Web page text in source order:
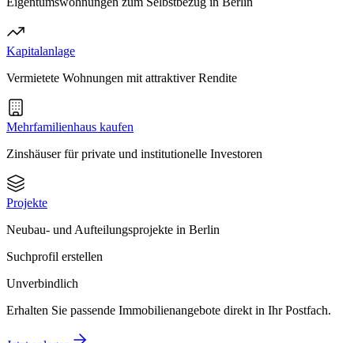
Kapitalanlage
Vermietete Wohnungen mit attraktiver Rendite
Mehrfamilienhaus kaufen
Zinshäuser für private und institutionelle Investoren
Projekte
Neubau- und Aufteilungsprojekte in Berlin
Suchprofil erstellen
Unverbindlich
Erhalten Sie passende Immobilienangebote direkt in Ihr Postfach.